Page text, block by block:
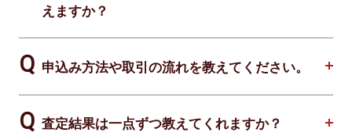
えますか？
申込み方法や取引の流れを教えてください。
査定結果は一点ずつ教えてくれますか？